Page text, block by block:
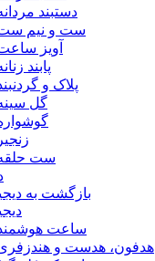
دستبند
ست و نیم
آویز
پابند
پلاک و
گل
زنجیر
ست
بازگشت به
ساعت
هدفون، هدست و